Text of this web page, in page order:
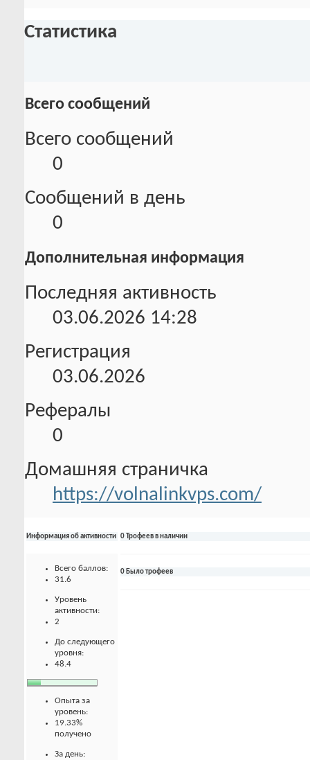
Статистика
Всего сообщений
Всего сообщений
0
Сообщений в день
0
Дополнительная информация
Последняя активность
03.06.2026 14:28
Регистрация
03.06.2026
Рефералы
0
Домашняя страничка
https://volnalinkvps.com/
Информация об активности
Всего баллов:
31.6
Уровень
активности:
2
До следующего
уровня:
48.4
Опыта за
уровень:
19.33%
получено
За день:
0 Трофеев в наличии
0 Было трофеев